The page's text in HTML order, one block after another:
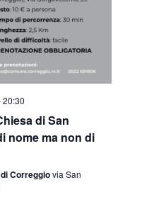
20:30
di San
nome ma non di
Correggiovia San